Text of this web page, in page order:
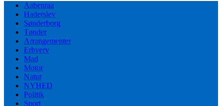
Aabenraa
Haderslev
Sønderborg
Tønder
Arrangementer
Erhverv
Mad
Motor
Natur
NYHED
Politik
Sport